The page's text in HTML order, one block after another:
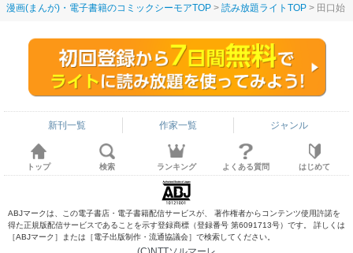
漫画(まんが)・電子書籍のコミックシーモアTOP 読み放題ライトTOP 田口始
新刊一覧 作家一覧 ジャンル
トップ 検索 ランキング よくある質問 はじめて
ABJマークは、この電子書店・電子書籍配信サービスが、 著作権者からコンテンツ使用許諾を
得た正規版配信サービスであることを示す登録商標（登録番号 第6091713号）です。 詳しくは
［ABJマーク］または［電子出版制作・流通協議会］で検索してください。